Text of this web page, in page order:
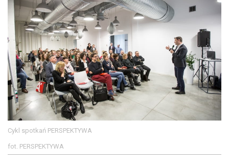
Cykl spotkań PERSPEKTYWA
fot. PERSPEKTYWA